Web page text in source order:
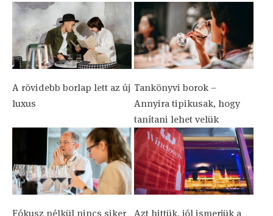
A rövidebb borlap lett az új
luxus
Tankönyvi borok –
Annyira tipikusak, hogy
tanítani lehet velük